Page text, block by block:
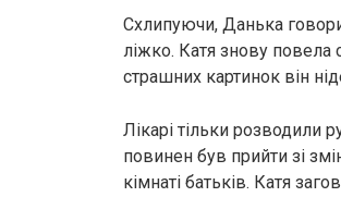
Схлипуючи, Данька
ліжко. Катя знову повела
страшних картинок він
Лікарі тільки розводили
повинен був прийти зі
кімнаті батьків. Катя